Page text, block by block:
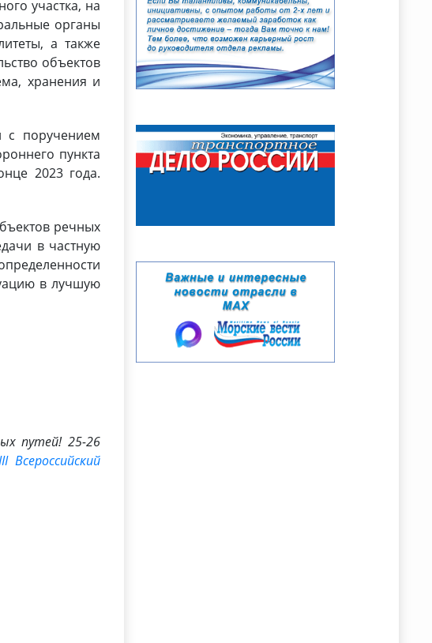
участка, на
органы
а также
объектов
хранения и
с поручением
пункта
2023 года.
речных
в частную
в лучшую
путей! 25-26
Всероссийский